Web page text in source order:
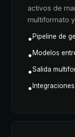
activos de
multiformato
•Pipeline de
•Modelos
•Salida
•